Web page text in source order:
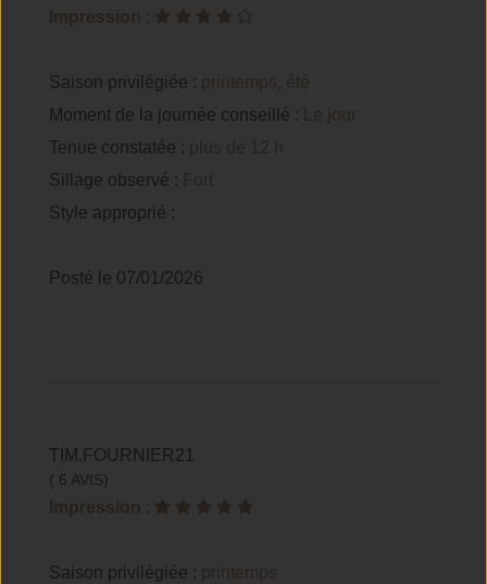
Impression :
Saison privilégiée : printemps, été
Moment de la journée conseillé :
Le jour
Tenue constatée : plus de 12 h
Sillage observé : Fort
Style approprié :
Posté le 07/01/2026
TIM.FOURNIER21
( 6 AVIS)
Impression :
Saison privilégiée : printemps